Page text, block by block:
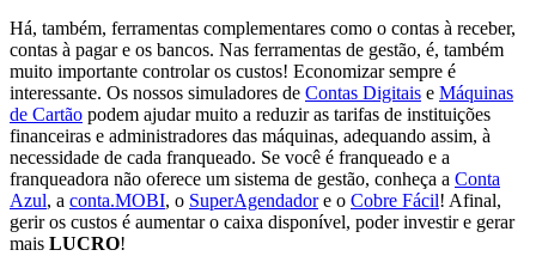
Há, também, ferramentas complementares como o contas à receber,
contas à pagar e os bancos. Nas ferramentas de gestão, é, também
muito importante controlar os custos! Economizar sempre é
interessante. Os nossos simuladores de Contas Digitais e Máquinas
de Cartão podem ajudar muito a reduzir as tarifas de instituições
financeiras e administradores das máquinas, adequando assim, à
necessidade de cada franqueado. Se você é franqueado e a
franqueadora não oferece um sistema de gestão, conheça a Conta
Azul, a conta.MOBI, o SuperAgendadore o Cobre Fácil! Afinal,
gerir os custos é aumentar o caixa disponível, poder investir e gerar
mais LUCRO!